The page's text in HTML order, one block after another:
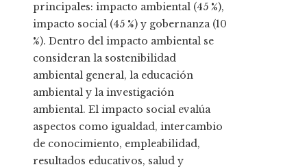
principales: impacto ambiental (45 %),
impacto social (45 %) y gobernanza (10
%). Dentro del impacto ambiental se
consideran la sostenibilidad
ambiental general, la educación
ambiental y la investigación
ambiental. El impacto social evalúa
aspectos como igualdad, intercambio
de conocimiento, empleabilidad,
resultados educativos, salud y